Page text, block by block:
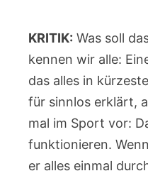
KRITIK: Was soll
kennen wir alle:
das alles in
für sinnlos erklärt,
mal im Sport vor:
funktionieren.
er alles einmal